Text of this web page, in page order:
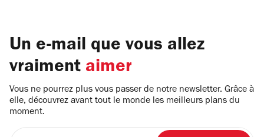
Un e-mail que vous allez
vraiment aimer
Vous ne pourrez plus vous passer de notre newsletter. Grâce à
elle, découvrez avant tout le monde les meilleurs plans du
moment.